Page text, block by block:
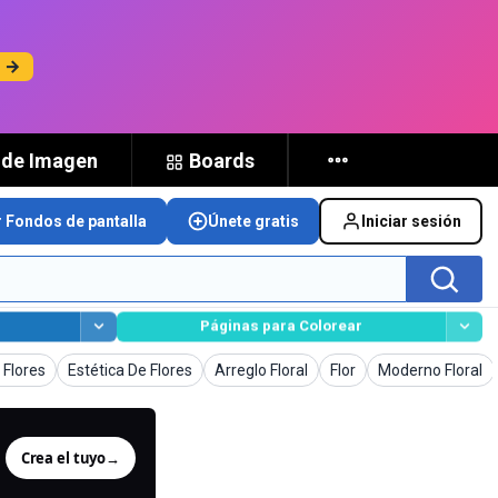
→
Imagen Boards
Fondos de pantalla Únete gratis Iniciar sesión
Páginas para Colorear
Estética De Flores
Imágenes Arreglo Floral
Imágenes Flor
ImágenesModerno Floral
Imágenes
Crea el tuyo→